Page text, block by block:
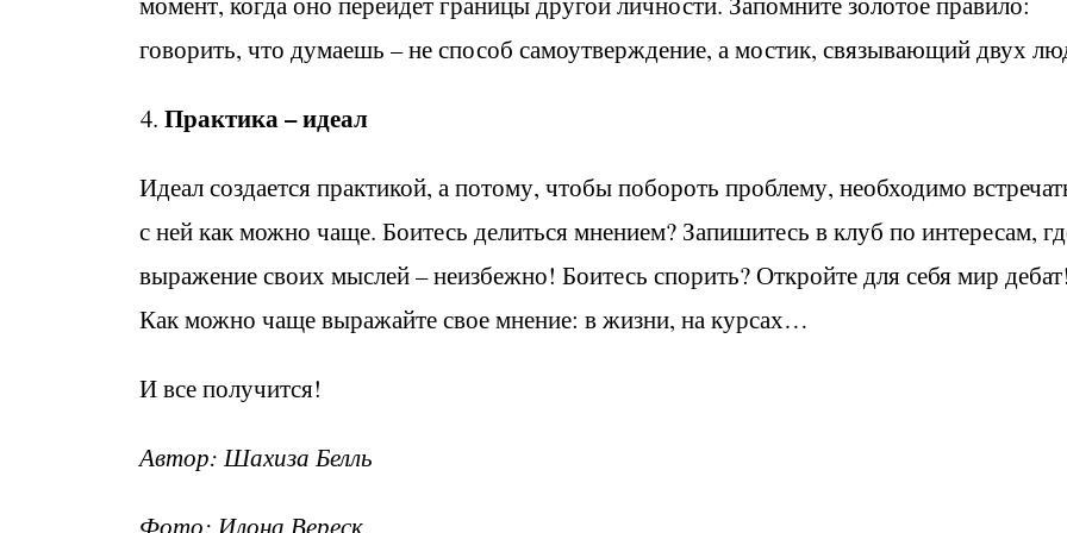
говорить, что думаешь – не способ самоутверждение, а мостик, связывающий двух
Практика – идеал
Идеал создается практикой, а потому, чтобы побороть проблему, необходимо
с ней как можно чаще. Боитесь делиться мнением? Запишитесь в клуб по интересам,
выражение своих мыслей – неизбежно! Боитесь спорить? Откройте для себя мир дебат!
Как можно чаще выражайте свое мнение: в жизни, на курсах…
И все получится!
Автор: Шахиза Белль